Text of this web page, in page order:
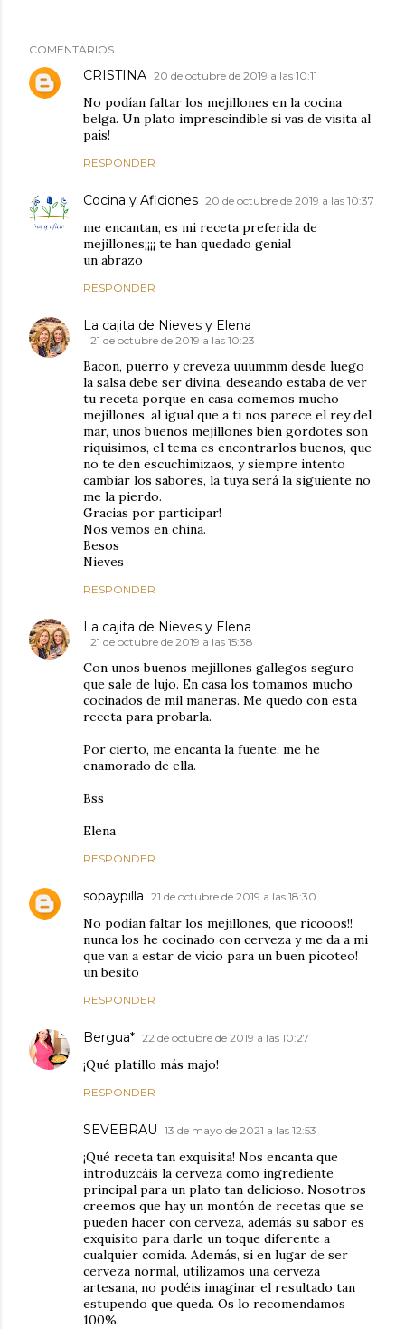
COMENTARIOS
CRISTINA 20 de octubre de 2019 a las 10:11
No podían faltar los mejillones en la cocina
belga. Un plato imprescindible si vas de visita al
país!
RESPONDER
Cocina y Aficiones 20 de octubre de 2019 a las 10:37
me encantan, es mi receta preferida de
mejillones¡¡¡¡ te han quedado genial
un abrazo
RESPONDER
La cajita de Nieves y Elena
21 de octubre de 2019 a las 10:23
Bacon, puerro y creveza uuummm desde luego
la salsa debe ser divina, deseando estaba de ver
tu receta porque en casa comemos mucho
mejillones, al igual que a ti nos parece el rey del
mar, unos buenos mejillones bien gordotes son
riquisimos, el tema es encontrarlos buenos, que
no te den escuchimizaos, y siempre intento
cambiar los sabores, la tuya será la siguiente no
me la pierdo.
Gracias por participar!
Nos vemos en china.
Besos
Nieves
RESPONDER
La cajita de Nieves y Elena
21 de octubre de 2019 a las 15:38
Con unos buenos mejillones gallegos seguro
que sale de lujo. En casa los tomamos mucho
cocinados de mil maneras. Me quedo con esta
receta para probarla.
Por cierto, me encanta la fuente, me he
enamorado de ella.
Bss
Elena
RESPONDER
sopaypilla 21 de octubre de 2019 a las 18:30
No podían faltar los mejillones, que ricooos!!
nunca los he cocinado con cerveza y me da a mi
que van a estar de vicio para un buen picoteo!
un besito
RESPONDER
Bergua* 22 de octubre de 2019 a las 10:27
¡Qué platillo más majo!
RESPONDER
SEVEBRAU 13 de mayo de 2021 a las 12:53
¡Qué receta tan exquisita! Nos encanta que
introduzcáis la cerveza como ingrediente
principal para un plato tan delicioso. Nosotros
creemos que hay un montón de recetas que se
pueden hacer con cerveza, además su sabor es
exquisito para darle un toque diferente a
cualquier comida. Además, si en lugar de ser
cerveza normal, utilizamos una cerveza
artesana, no podéis imaginar el resultado tan
estupendo que queda. Os lo recomendamos
100%.